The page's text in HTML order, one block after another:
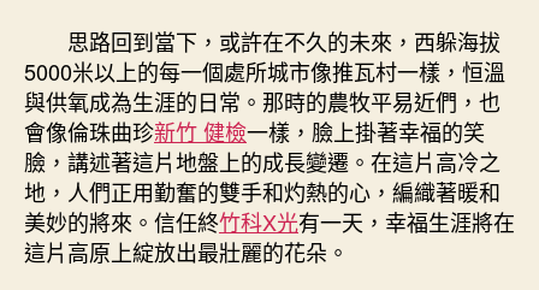
思路回到當下，或許在不久的未來，西躲海拔
5000米以上的每一個處所城市像推瓦村一樣，恒溫
與供氧成為生涯的日常。那時的農牧平易近們，也
會像倫珠曲珍新竹 健檢一樣，臉上掛著幸福的笑
臉，講述著這片地盤上的成長變遷。在這片高冷之
地，人們正用勤奮的雙手和灼熱的心，編織著暖和
美妙的將來。信任終竹科X光有一天，幸福生涯將在
這片高原上綻放出最壯麗的花朵。